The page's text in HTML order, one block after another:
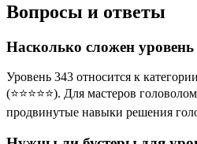
Вопросы и ответы
Насколько сложен уровень
Уровень 343 относится к
(⭐⭐⭐⭐⭐). Для мастеров
продвинутые навыки решения